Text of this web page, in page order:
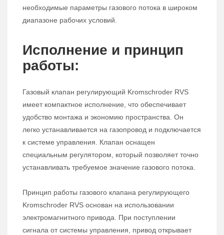
необходимые параметры газового потока в широком
диапазоне рабочих условий.
Исполнение и принцип
работы:
Газовый клапан регулирующий Kromschroder RVS
имеет компактное исполнение, что обеспечивает
удобство монтажа и экономию пространства. Он
легко устанавливается на газопровод и подключается
к системе управления. Клапан оснащен
специальным регулятором, который позволяет точно
устанавливать требуемое значение газового потока.
Принцип работы газового клапана регулирующего
Kromschroder RVS основан на использовании
электромагнитного привода. При поступлении
сигнала от системы управления, привод открывает